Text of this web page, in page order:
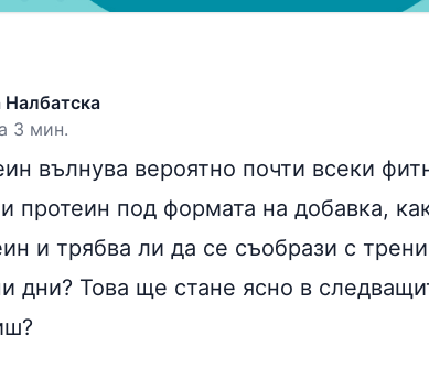
Налбатска
3 мин.
вълнува вероятно почти всеки
протеин под формата на добавка,
и трябва ли да се съобрази с
дни? Това ще стане ясно в